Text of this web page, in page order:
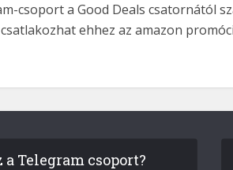
csoport a Good Deals csatornától
ehhez az amazon
a Telegram csoport?